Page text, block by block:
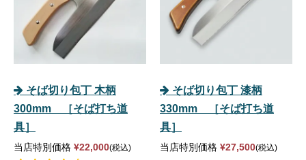
そば切り包丁 木柄
300mm ［そば打ち道
具］
当店特別価格 ¥22,000 税込
そば切り包丁 漆柄
330mm ［そば打ち道
具］
当店特別価格 ¥27,500 税込